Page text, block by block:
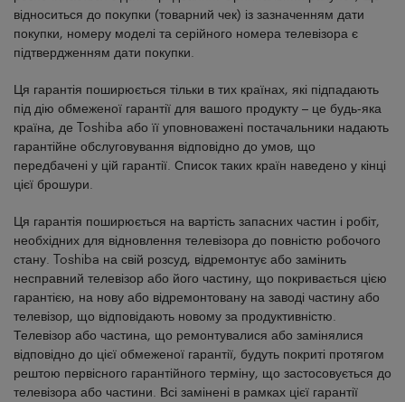
відноситься до покупки (товарний чек) із зазначенням дати
покупки, номеру моделі та серійного номера телевізора є
підтвердженням дати покупки.
Ця гарантія поширюється тільки в тих країнах, які підпадають
під дію обмеженої гарантії для вашого продукту – це будь-яка
країна, де Toshiba або її уповноважені постачальники надають
гарантійне обслуговування відповідно до умов, що
передбачені у цій гарантії. Список таких країн наведено у кінці
цієї брошури.
Ця гарантія поширюється на вартість запасних частин і робіт,
необхідних для відновлення телевізора до повністю робочого
стану. Toshiba на свій розсуд, відремонтує або замінить
несправний телевізор або його частину, що покривається цією
гарантією, на нову або відремонтовану на заводі частину або
телевізор, що відповідають новому за продуктивністю.
Телевізор або частина, що ремонтувалися або замінялися
відповідно до цієї обмеженої гарантії, будуть покриті протягом
рештою первісного гарантійного терміну, що застосовується до
телевізора або частини. Всі замінені в рамках цієї гарантії